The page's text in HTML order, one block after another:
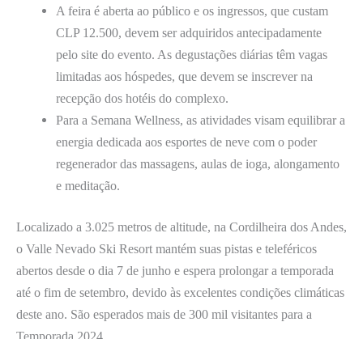
A feira é aberta ao público e os ingressos, que custam
CLP 12.500, devem ser adquiridos antecipadamente
pelo site do evento. As degustações diárias têm vagas
limitadas aos hóspedes, que devem se inscrever na
recepção dos hotéis do complexo.
Para a Semana Wellness, as atividades visam equilibrar a
energia dedicada aos esportes de neve com o poder
regenerador das massagens, aulas de ioga, alongamento
e meditação.
Localizado a 3.025 metros de altitude, na Cordilheira dos Andes,
o Valle Nevado Ski Resort mantém suas pistas e teleféricos
abertos desde o dia 7 de junho e espera prolongar a temporada
até o fim de setembro, devido às excelentes condições climáticas
deste ano. São esperados mais de 300 mil visitantes para a